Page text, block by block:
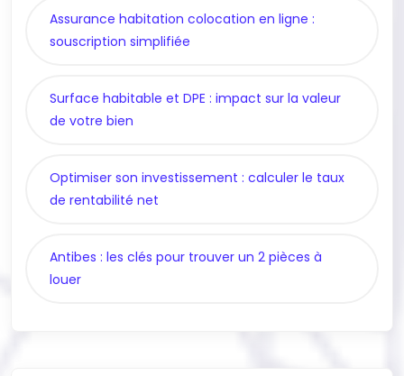
Assurance habitation colocation en ligne :
souscription simplifiée
Surface habitable et DPE : impact sur la valeur
de votre bien
Optimiser son investissement : calculer le taux
de rentabilité net
Antibes : les clés pour trouver un 2 pièces à
louer